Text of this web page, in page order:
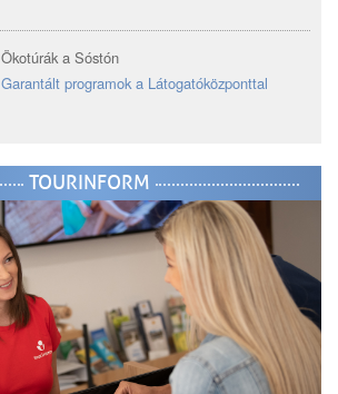
Ökotúrák a Sóstón
Garantált programok a Látogatóközponttal
TOURINFORM